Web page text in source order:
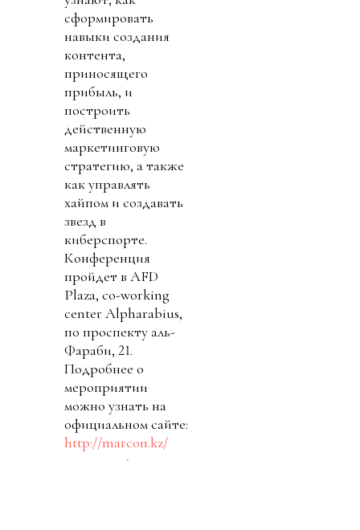
сформировать
навыки создания
контента,
приносящего
прибыль, и
построить
действенную
маркетинговую
стратегию, а также
как управлять
хайпом и создавать
звезд в
киберспорте.
Конференция
пройдет в AFD
Plaza, co-working
center Alpharabius,
по проспекту аль-
Фараби, 21.
Подробнее о
мероприятии
можно узнать на
официальном сайте:
http://marcon.kz/